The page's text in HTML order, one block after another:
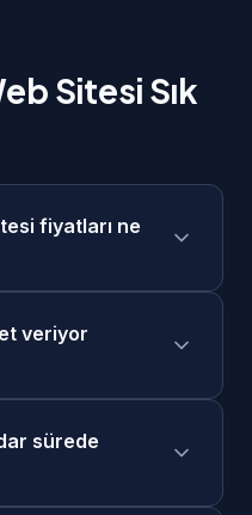
Sitesi Sık
fiyatları ne
kapsamına
sonrasında size
Taksit seçenekleri
veriyor
Ayrıca
de mevcuttur.
öncelikli destek
sürede